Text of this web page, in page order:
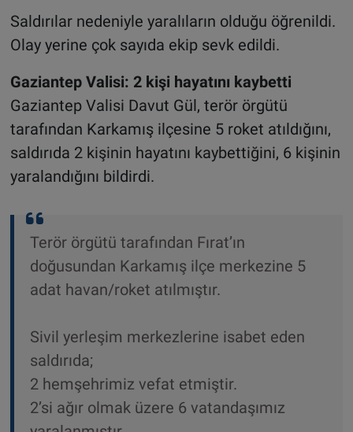
Saldırılar nedeniyle yaralıların olduğu öğrenildi.
Olay yerine çok sayıda ekip sevk edildi.
Gaziantep Valisi: 2 kişi hayatını kaybetti
Gaziantep Valisi Davut Gül, terör örgütü
tarafından Karkamış ilçesine 5 roket atıldığını,
saldırıda 2 kişinin hayatını kaybettiğini, 6 kişinin
yaralandığını bildirdi.
Terör örgütü tarafından Fırat’ın
doğusundan Karkamış ilçe merkezine 5
adat havan/roket atılmıştır.
Sivil yerleşim merkezlerine isabet eden
saldırıda;
2 hemşehrimiz vefat etmiştir.
2’si ağır olmak üzere 6 vatandaşımız